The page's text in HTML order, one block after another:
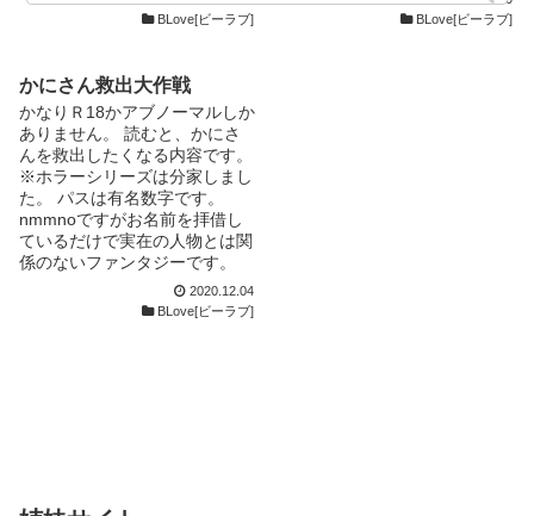
けていますが、消化しきれなか
ったモノもあります、その時は
リクエストはいつでも募集して
BLove[ビーラブ]
kyに引き続き有名数字(3桁)で
BLove[ビーラブ]
かにさん救出大作戦
かなりＲ18かアブノーマルしか
ありません。 読むと、かにさ
んを救出したくなる内容です。
※ホラーシリーズは分家しまし
た。 パスは有名数字です。
nmmnoですがお名前を拝借し
ているだけで実在の人物とは関
係のないファンタジーです。
【A】は唇 【B】はちょい先
です。 今後【C】や【3P】が出
2020.12.04
BLove[ビーラブ]